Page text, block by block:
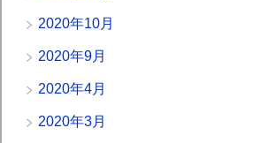
2020年10月
2020年9月
2020年4月
2020年3月